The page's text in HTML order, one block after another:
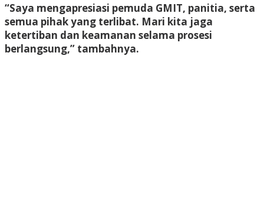
“Saya mengapresiasi pemuda GMIT, panitia, serta
semua pihak yang terlibat. Mari kita jaga
ketertiban dan keamanan selama prosesi
berlangsung,” tambahnya.